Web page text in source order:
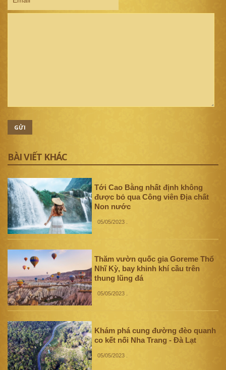
GỬI
BÀI VIẾT KHÁC
Tới Cao Bằng nhất định không
được bỏ qua Công viên Địa chất
Non nước
05/05/2023
Thăm vườn quốc gia Goreme Thổ
Nhĩ Kỳ, bay khinh khí cầu trên
thung lũng đá
05/05/2023
Khám phá cung đường đèo quanh
co kết nối Nha Trang - Đà Lạt
05/05/2023